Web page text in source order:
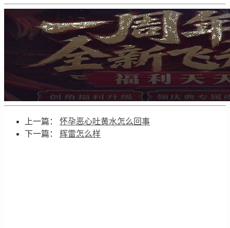
上一篇： 怀孕恶心吐黄水怎么回事
下一篇： 辉雷怎么样